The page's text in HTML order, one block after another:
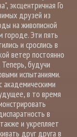
эксцентричная Го
друзей из
на живописной
городе. Эти пять
и срослись в
ветер постоянно
будучи
испытаниями.
академическими
в то время
в
и укрепляет
друг друга в